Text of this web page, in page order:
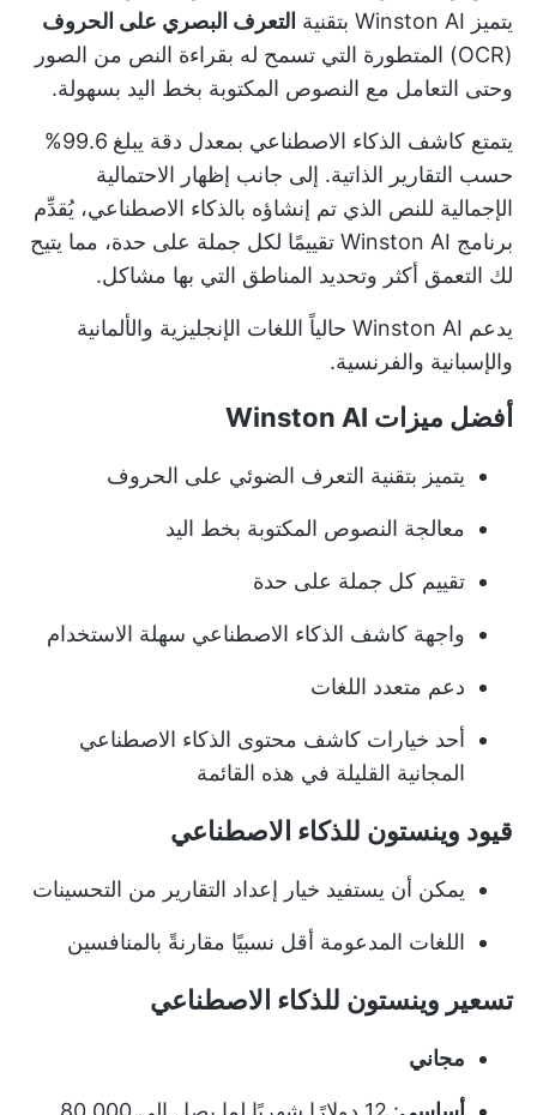
يتميز Winston AI بتقنية
التعرف البصري على الحروف
(OCR) المتطورة التي تسمح له بقراءة النص من الصور
وحتى التعامل مع النصوص المكتوبة بخط اليد بسهولة.
يتمتع كاشف الذكاء الاصطناعي بمعدل دقة يبلغ 99.6%
حسب التقارير الذاتية. إلى جانب إظهار الاحتمالية
الإجمالية للنص الذي تم إنشاؤه بالذكاء الاصطناعي، يُقدِّم
برنامج Winston AI تقييمًا لكل جملة على حدة، مما يتيح
لك التعمق أكثر وتحديد المناطق التي بها مشاكل.
يدعم Winston AI حالياً اللغات الإنجليزية والألمانية
والإسبانية والفرنسية.
أفضل ميزات Winston AI
يتميز بتقنية التعرف الضوئي على الحروف
معالجة النصوص المكتوبة بخط اليد
تقييم كل جملة على حدة
واجهة كاشف الذكاء الاصطناعي سهلة الاستخدام
دعم متعدد اللغات
أحد خيارات كاشف محتوى الذكاء الاصطناعي
المجانية القليلة في هذه القائمة
قيود وينستون للذكاء الاصطناعي
يمكن أن يستفيد خيار إعداد التقارير من التحسينات
اللغات المدعومة أقل نسبيًا مقارنةً بالمنافسين
تسعير وينستون للذكاء الاصطناعي
مجاني